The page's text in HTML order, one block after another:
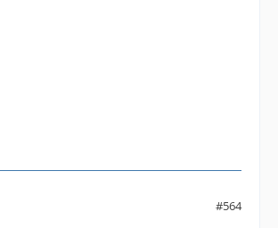
#564